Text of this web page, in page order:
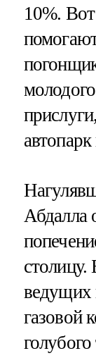
10%.
Абдалла
ведущих
газовой